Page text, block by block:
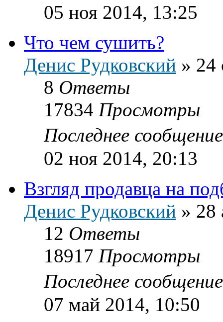
05 ноя 2014, 13:25
Что чем сушить?
Денис Рудковский » 24
8 Ответы
17834 Просмотры
Последнее
02 ноя 2014, 20:13
Взгляд продавца на
Денис Рудковский » 28
12 Ответы
18917 Просмотры
Последнее
07 май 2014, 10:50